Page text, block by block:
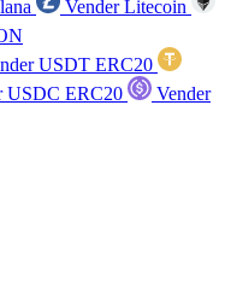
Vender Litecoin
USDT ERC20
USDC ERC20
Vender